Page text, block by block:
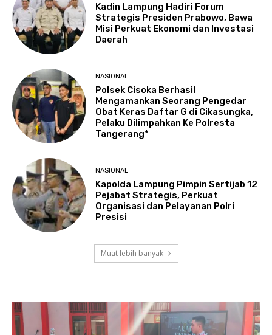
Kadin Lampung Hadiri Forum
Strategis Presiden Prabowo, Bawa
Misi Perkuat Ekonomi dan Investasi
Daerah
NASIONAL
Polsek Cisoka Berhasil
Mengamankan Seorang Pengedar
Obat Keras Daftar G di Cikasungka,
Pelaku Dilimpahkan Ke Polresta
Tangerang*
NASIONAL
Kapolda Lampung Pimpin Sertijab 12
Pejabat Strategis, Perkuat
Organisasi dan Pelayanan Polri
Presisi
Muat lebih banyak